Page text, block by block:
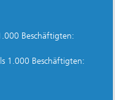
Beschäftigten:
1.000 Beschäftigten: